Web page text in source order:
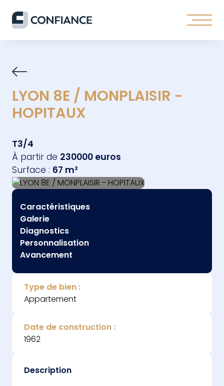
LYON 8E / MONPLAISIR -
HOPITAUX
T3/4
À partir de 230000 euros
Surface : 67 m²
Caractéristiques
Galerie
Diagnostics
Personnalisation
Avancement
Type de bien :
Appartement
Date de construction :
1962
Description